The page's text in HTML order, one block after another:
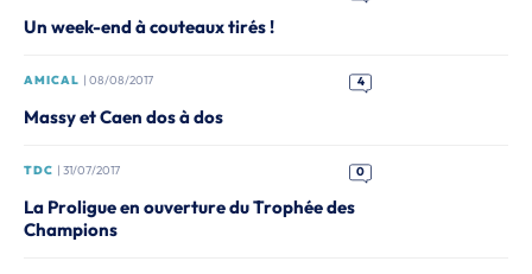
Un week-end à couteaux tirés !
AMICAL | 08/08/2017 4
Massy et Caen dos à dos
TDC | 31/07/2017 0
La Proligue en ouverture du Trophée des
Champions